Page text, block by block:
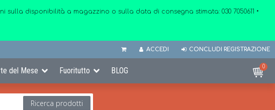
sulla disponibilità a magazzino o sulla data di consegna stimata: 030 7050611 •
ACCEDI CONCLUDI REGISTRAZIONE
del Mese Fuoritutto BLOG 0
Ricerca prodotti